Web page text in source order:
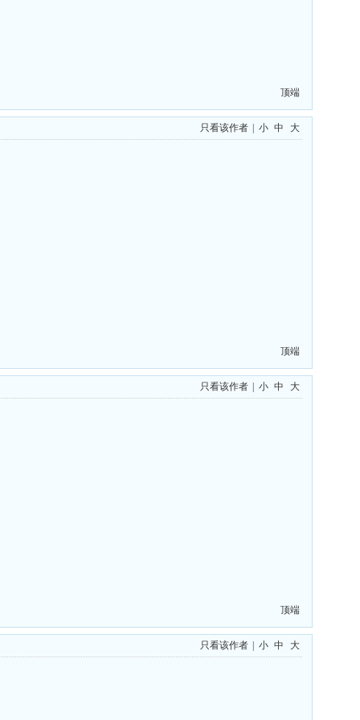
顶端
只看该作者 小 中 大
顶端
只看该作者 小 中 大
顶端
只看该作者 小 中 大